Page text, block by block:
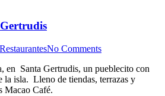
RestaurantesNo Comments
en Santa Gertrudis, un pueblecito con
la isla. Lleno de tiendas, terrazas y
Macao Café.